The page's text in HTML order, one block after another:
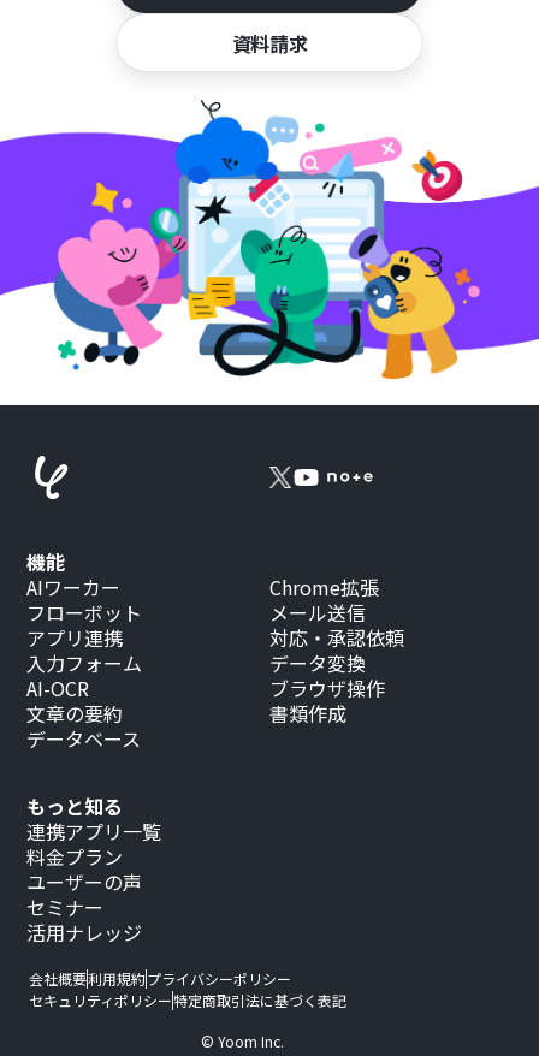
資料請求
もっと知る
連携アプリ一覧
料金プラン
ユーザーの声
セミナー
活用ナレッジ
機能
AIワーカー
フローボット
アプリ連携
入力フォーム
AI-OCR
文章の要約
データベース
Chrome拡張
メール送信
対応・承認依頼
データ変換
ブラウザ操作
書類作成
会社概要利用規約プライバシーポリシー
セキュリティポリシー特定商取引法に基づく表記
© Yoom Inc.